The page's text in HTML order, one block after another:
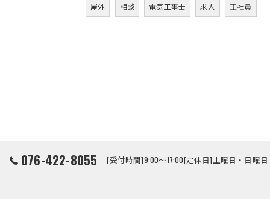
屋外 相談 電気工事士 求人 正社員
076-422-8055 [受付時間]9:00～17:00[定休日]土曜日・日曜